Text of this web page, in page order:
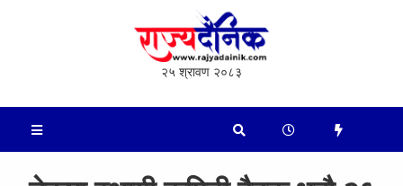
२५ श्रावण २०८३